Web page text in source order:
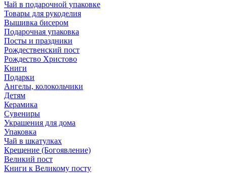
Чай в подарочной упаковке
Товары для рукоделия
Вышивка бисером
Подарочная упаковка
Посты и праздники
Рождественский пост
Рождество Христово
Книги
Подарки
Ангелы, колокольчики
Детям
Керамика
Сувениры
Украшения для дома
Упаковка
Чай в шкатулках
Крещение (Богоявление)
Великий пост
Книги к Великому посту